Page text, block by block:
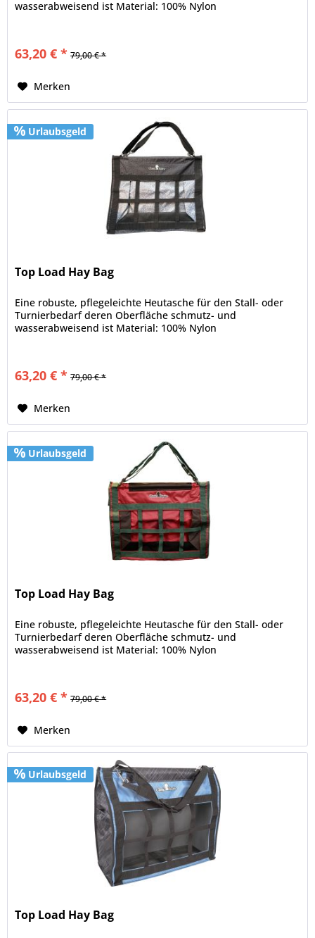
wasserabweisend ist Material: 100% Nylon
63,20 € * 79,00 € *
Merken
Urlaubsgeld
Top Load Hay Bag
Eine robuste, pflegeleichte Heutasche für den Stall- oder
Turnierbedarf deren Oberfläche schmutz- und
wasserabweisend ist Material: 100% Nylon
63,20 € * 79,00 € *
Merken
Urlaubsgeld
Top Load Hay Bag
Eine robuste, pflegeleichte Heutasche für den Stall- oder
Turnierbedarf deren Oberfläche schmutz- und
wasserabweisend ist Material: 100% Nylon
63,20 € * 79,00 € *
Merken
Urlaubsgeld
Top Load Hay Bag